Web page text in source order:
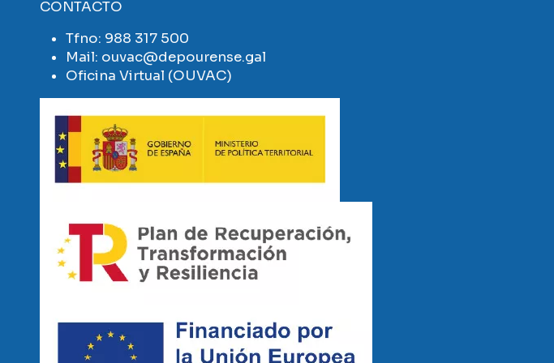
CONTACTO
Tfno: 988 317 500
Mail: ouvac@depourense.gal
Oficina Virtual (OUVAC)